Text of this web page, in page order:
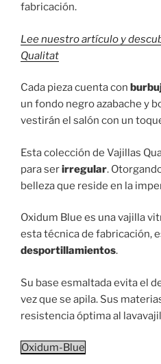
fabricación.
Lee nuestro artículo y
Qualitat
Cada pieza cuenta con
un fondo negro azabache y
vestirán el salón con un
Esta colección de Vajillas
para serirregular.
belleza que reside en la
Oxidum Blue es una vajilla
esta técnica de fabricación,
desportillamientos.
Su base esmaltada evita el
vez que se apila. Sus
resistencia óptima al
Oxidum-Blue